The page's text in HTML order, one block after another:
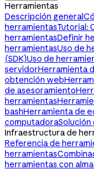
Herramientas
Descripción general
herramientasTutorial:
herramientasDefinir
herramientasUso de
(SDK)Uso de
servidorHerramienta
obtención web
de asesoramiento
herramientas
bashHerramienta de
computadoraSolución
Infraestructura de
Referencia de
herramientas
herramientas con